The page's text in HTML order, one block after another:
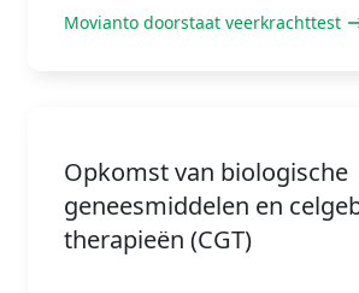
Movianto doorstaat veerkrachttest
Opkomst van biologische
geneesmiddelen en
therapieën (CGT)